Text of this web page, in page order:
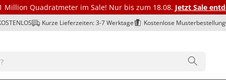
Million Quadratmeter im Sale! Nur bis zum 18.08. Jetzt Sale
Kurze Lieferzeiten: 3-7 Werktage Kostenlose Musterbestellung